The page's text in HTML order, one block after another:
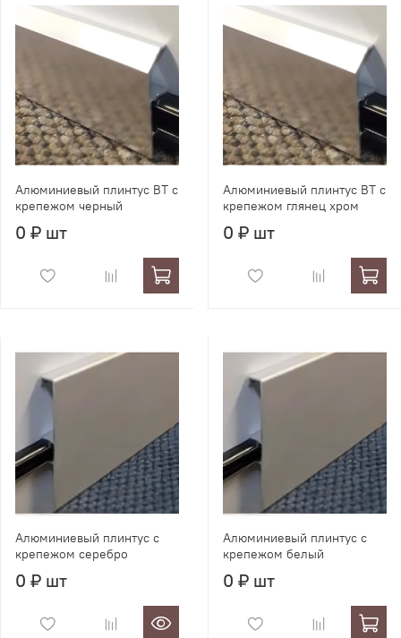
Алюминиевый плинтус BT с
крепежом черный
0 ₽ шт
Алюминиевый плинтус BT с
крепежом глянец хром
0 ₽ шт
Алюминиевый плинтус с
крепежом серебро
0 ₽ шт
Алюминиевый плинтус с
крепежом белый
0 ₽ шт